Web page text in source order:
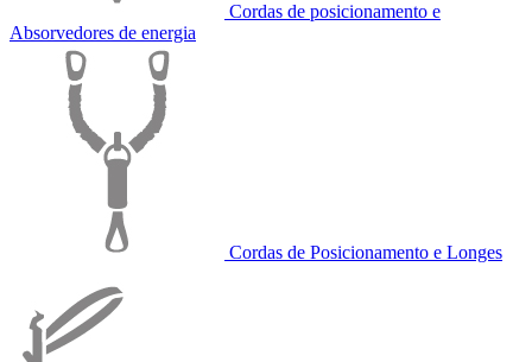
Cordas de posicionamento e
Absorvedores de energia
Cordas de Posicionamento e Longes